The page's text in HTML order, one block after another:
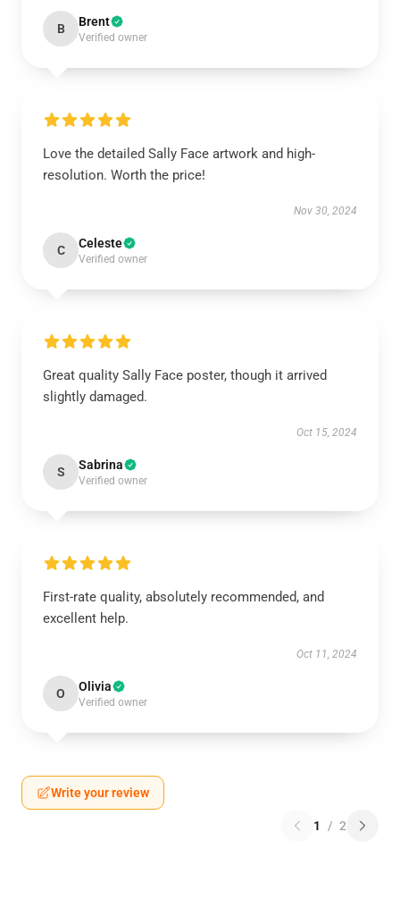
B Brent
Verified owner
Love the detailed Sally Face artwork and high-
resolution. Worth the price!
Nov 30, 2024
C Celeste
Verified owner
Great quality Sally Face poster, though it arrived
slightly damaged.
Oct 15, 2024
S Sabrina
Verified owner
First-rate quality, absolutely recommended, and
excellent help.
Oct 11, 2024
O Olivia
Verified owner
Write your review
1 / 2